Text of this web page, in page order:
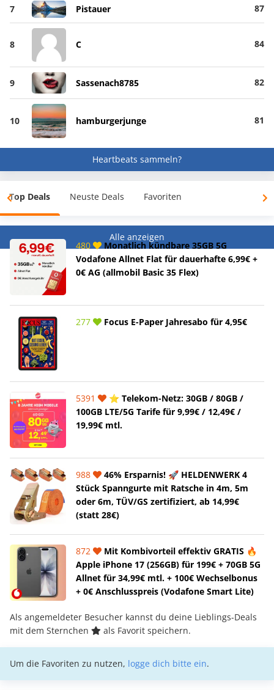
7 Pistauer 87
8 C 84
9 Sassenach8785 82
10 hamburgerjunge 81
Heartbeats sammeln?
Top Deals Neuste Deals Favoriten
Alle anzeigen
480
Monatlich kündbare 35GB 5G
Vodafone Allnet Flat für dauerhafte 6,99€ +
0€ AG (allmobil Basic 35 Flex)
277 Focus E-Paper Jahresabo für 4,95€
5391
⭐️ Telekom-Netz: 30GB / 80GB /
100GB LTE/5G Tarife für 9,99€ / 12,49€ /
19,99€ mtl.
988
46% Ersparnis! 🚀 HELDENWERK 4
Stück Spanngurte mit Ratsche in 4m, 5m
oder 6m, TÜV/GS zertifiziert, ab 14,99€
(statt 28€)
872
Mit Kombivorteil effektiv GRATIS 🔥
Apple iPhone 17 (256GB) für 199€ + 70GB 5G
Allnet für 34,99€ mtl. + 100€ Wechselbonus
+ 0€ Anschlusspreis (Vodafone Smart Lite)
Als angemeldeter Besucher kannst du deine Lieblings-Deals
mit dem Sternchen
als Favorit speichern.
Um die Favoriten zu nutzen, logge dich bitte ein.